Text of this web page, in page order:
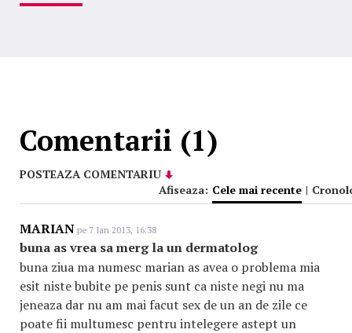
Comentarii (1)
POSTEAZA COMENTARIU
Afiseaza: Cele mai recente |
MARIAN pe 7 Ian 2013, 16:38
buna as vrea sa merg la un dermatolog
buna ziua ma numesc marian as avea o problema mia
esit niste bubite pe penis sunt ca niste negi nu ma
jeneaza dar nu am mai facut sex de un an de zile ce
poate fii multumesc pentru intelegere astept un